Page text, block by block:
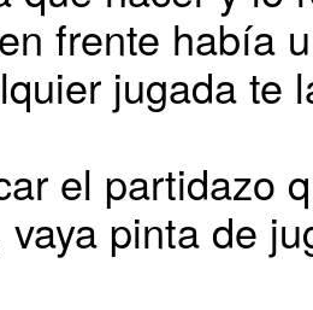
frente había
jugada te
el partidazo
vaya pinta de